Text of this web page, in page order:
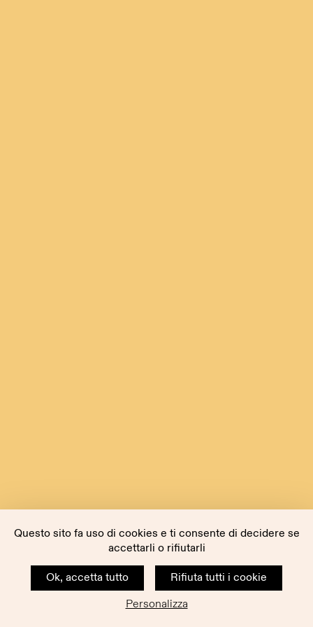
Questo sito fa uso di cookies e ti consente di decidere se
accettarli o rifiutarli
Ok, accetta tutto
Rifiuta tutti i cookie
Personalizza